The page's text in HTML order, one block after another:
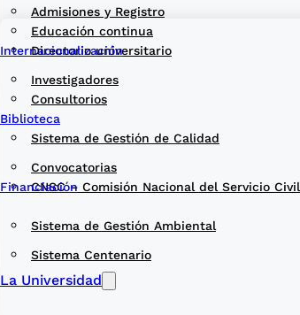
Directorio universitario
Sistema de Gestión de Calidad
Sistema de Gestión Ambiental
Educación continua
Admisiones y Registro
Consultorios
CNSC – Comisión Nacional del Servicio Civil
Investigadores
Convocatorias
Sistema Centenario
Internacionalización
Biblioteca
Financiación
La Universidad